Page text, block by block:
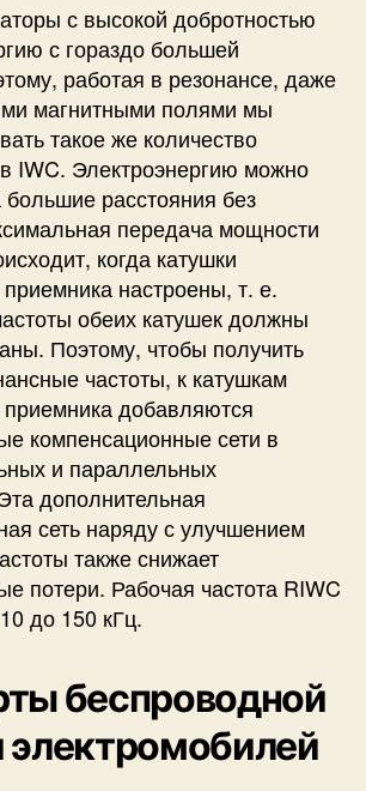
с высокой добротностью
с гораздо большей
работая в резонансе, даже
магнитными полями мы
такое же количество
IWC. Электроэнергию можно
расстояния без
передача мощности
когда катушки
настроены, т. е.
обеих катушек должны
Поэтому, чтобы получить
частоты, к катушкам
приемника добавляются
компенсационные сети в
и параллельных
дополнительная
сеть наряду с улучшением
также снижает
потери. Рабочая частота RIWC
до 150 кГц.
беспроводной
электромобилей